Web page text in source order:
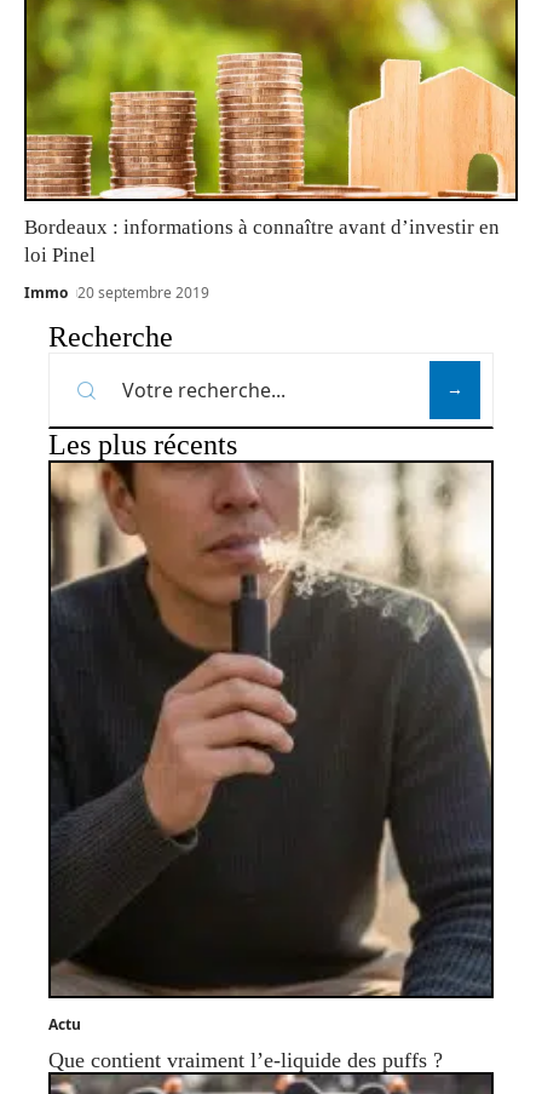
Bordeaux : informations à connaître avant d’investir en
loi Pinel
Immo 20 septembre 2019
Recherche
Les plus récents
Actu
Que contient vraiment l’e-liquide des puffs ?